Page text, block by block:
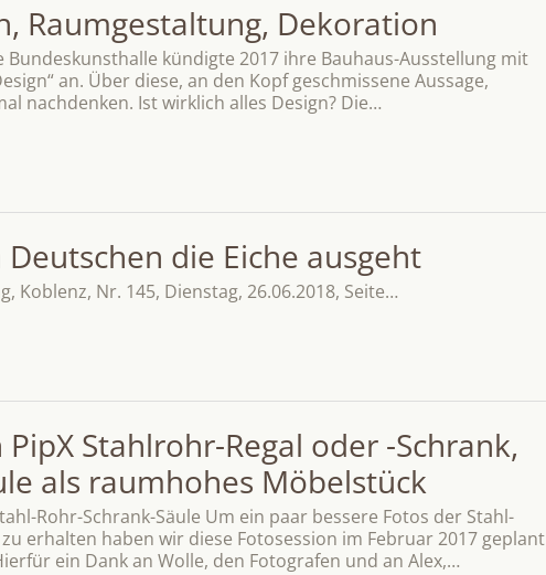
Raumgestaltung, Dekoration
Bundeskunsthalle kündigte 2017 ihre Bauhaus-Ausstellung mit
an. Über diese, an den Kopf geschmissene Aussage,
nachdenken. Ist wirklich alles Design? Die…
die Eiche ausgeht
Koblenz, Nr. 145, Dienstag, 26.06.2018, Seite…
PipX Stahlrohr-Regal oder -Schrank,
als raumhohes Möbelstück
Rohr-Schrank-Säule Um ein paar bessere Fotos der Stahl-
erhalten haben wir diese Fotosession im Februar 2017 geplant
ein Dank an Wolle, den Fotografen und an Alex,…